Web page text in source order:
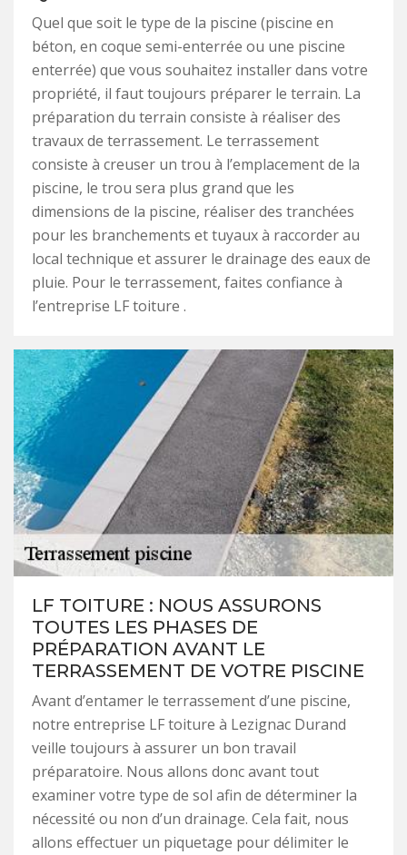
Quel que soit le type de la piscine (piscine en
béton, en coque semi-enterrée ou une piscine
enterrée) que vous souhaitez installer dans votre
propriété, il faut toujours préparer le terrain. La
préparation du terrain consiste à réaliser des
travaux de terrassement. Le terrassement
consiste à creuser un trou à l’emplacement de la
piscine, le trou sera plus grand que les
dimensions de la piscine, réaliser des tranchées
pour les branchements et tuyaux à raccorder au
local technique et assurer le drainage des eaux de
pluie. Pour le terrassement, faites confiance à
l’entreprise LF toiture .
LF TOITURE : NOUS ASSURONS
TOUTES LES PHASES DE
PRÉPARATION AVANT LE
TERRASSEMENT DE VOTRE PISCINE
Avant d’entamer le terrassement d’une piscine,
notre entreprise LF toiture à Lezignac Durand
veille toujours à assurer un bon travail
préparatoire. Nous allons donc avant tout
examiner votre type de sol afin de déterminer la
nécessité ou non d’un drainage. Cela fait, nous
allons effectuer un piquetage pour délimiter le